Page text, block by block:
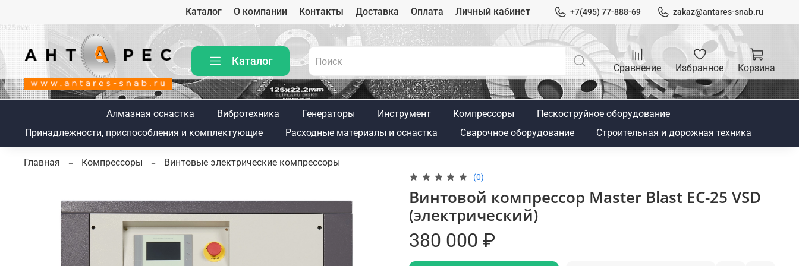
Каталог О компании Контакты Доставка Оплата Личный кабинет +7(495) 77-888-69 zakaz@antares-snab.ru
Каталог
Сравнение Избранное Корзина
Алмазная оснастка Вибротехника Генераторы Инструмент Компрессоры
Пескоструйное оборудование
Принадлежности, приспособления и комплектующие
Расходные материалы и оснастка Сварочное оборудование Строительная и дорожная техника
Главная Компрессоры Винтовые электрические компрессоры
(0)
Винтовой компрессор Master Blast EC-25 VSD
(электрический)
380 000 ₽